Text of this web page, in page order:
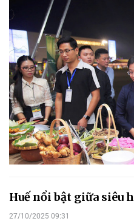
Huế nổi bật giữa siêu
27/10/2025 09:31